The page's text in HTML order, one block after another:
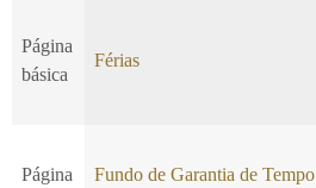
Página
básica
Férias
Página
Fundo de Garantia de Tempo